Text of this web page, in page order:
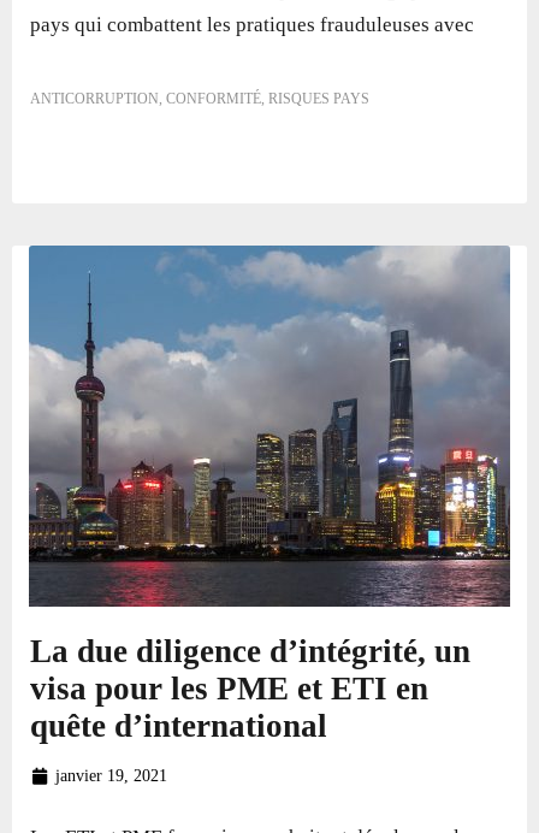
pays qui combattent les pratiques frauduleuses avec
ANTICORRUPTION, CONFORMITÉ, RISQUES PAYS
La due diligence d’intégrité, un
visa pour les PME et ETI en
quête d’international
janvier 19, 2021